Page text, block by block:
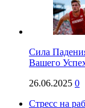
Сила
Вашего
26.06.2025 0
Стресс на